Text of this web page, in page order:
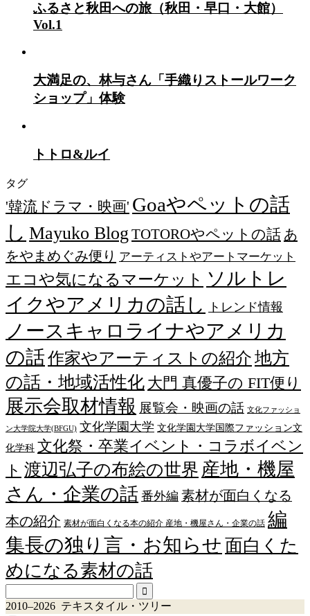
ふるさと秋田への旅（秋田・早口・大館）
Vol.1
大満足の、林与さん「手織りストールワーク
ショップ」体験
トトロ&ルイ
タグ
'韓流ドラマ・映画' Goaやペットの話
し Mayuko Blog TOTOROやペットの話 あ
をやまめぐみ便り アーティストやアートマーケット
エコや気になるマーケット ソルトレ
イクやアメリカの話し
トレンド情報
ノースキャロライナやアメリカ
の話作家やアーティストの紹介地方
の話・地域活性化 大門 真優子の FIT便り
展示会取材情報 展覧会・映画の話 文化ファッショ
ン大学院大学(BFGU) 文化学園大学 文化学園大学国際ファッション文
化学科 文化祭・卒業イベント・コラボイベン
ト 渡辺弘子の布絵の世界 産地・機屋
さん・企業の話 番外編 素材が面白くなる
本の紹介 素材が面白くなる本の紹介 産地・機屋さん・企業の話 編
集長の独り言・お知らせ 面白くた
めになる素材の話
2010–2026 テキスタイル・ツリー